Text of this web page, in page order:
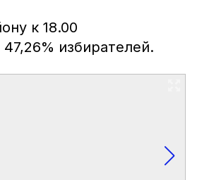
к 18.00
избирателей.